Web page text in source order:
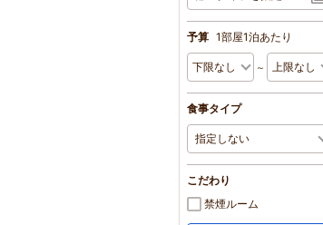
予算 1部屋1泊あたり
～
食事タイプ
こだわり
禁煙ルーム